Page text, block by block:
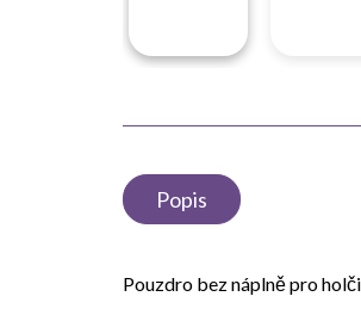
Popis
Pouzdro bez náplně pro